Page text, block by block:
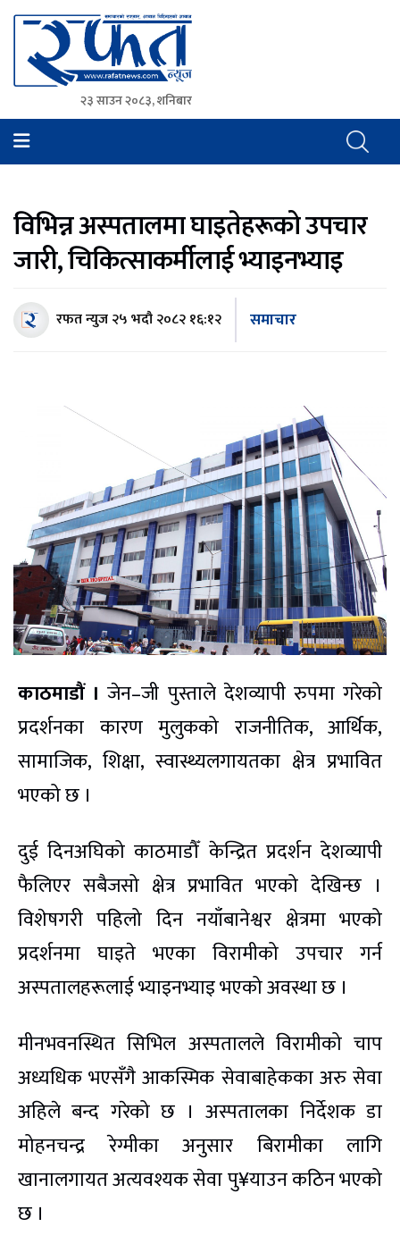
Rafat News
समाचारको रफ्तार, आवाज बिहिनहरुको आवाज
२३ साउन २०८३, शनिबार
विभिन्न अस्पतालमा घाइतेहरूको उपचार
जारी, चिकित्साकर्मीलाई भ्याइनभ्याइ
रफत न्युज२५ भदौ २०८२ १६:१२ समाचार
काठमाडौं ।जेन–जी पुस्ताले देशव्यापी रुपमा गरेको
प्रदर्शनका कारण मुलुकको राजनीतिक, आर्थिक,
सामाजिक, शिक्षा, स्वास्थ्यलगायतका क्षेत्र प्रभावित
भएको छ ।
दुई दिनअघिको काठमाडौँ केन्द्रित प्रदर्शन देशव्यापी
फैलिएर सबैजसो क्षेत्र प्रभावित भएको देखिन्छ ।
विशेषगरी पहिलो दिन नयाँबानेश्वर क्षेत्रमा भएको
प्रदर्शनमा घाइते भएका विरामीको उपचार गर्न
अस्पतालहरूलाई भ्याइनभ्याइ भएको अवस्था छ ।
मीनभवनस्थित सिभिल अस्पतालले विरामीको चाप
अध्यधिक भएसँगै आकस्मिक सेवाबाहेकका अरु सेवा
अहिले बन्द गरेको छ । अस्पतालका निर्देशक डा
मोहनचन्द्र रेग्मीका अनुसार बिरामीका लागि
खानालगायत अत्यवश्यक सेवा पु¥याउन कठिन भएको
छ ।